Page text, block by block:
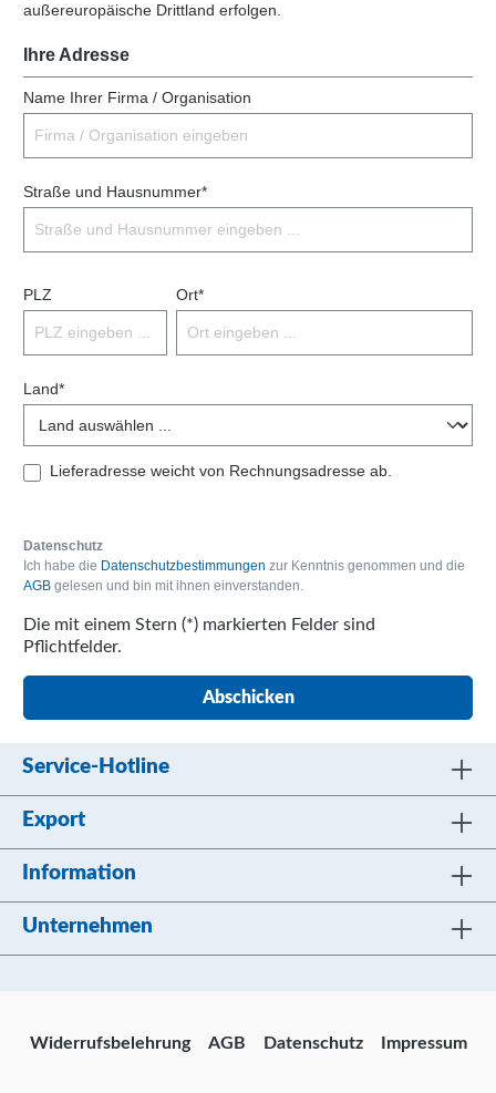
außereuropäische Drittland erfolgen.
Ihre Adresse
Name Ihrer Firma / Organisation
Straße und Hausnummer*
PLZ Ort*
Land*
Lieferadresse weicht von Rechnungsadresse ab.
Datenschutz
Ich habe die Datenschutzbestimmungen zur Kenntnis genommen und die
AGB gelesen und bin mit ihnen einverstanden.
Die mit einem Stern (*) markierten Felder sind
Pflichtfelder.
Abschicken
Service-Hotline
Export
Information
Unternehmen
Widerrufsbelehrung AGB Datenschutz Impressum